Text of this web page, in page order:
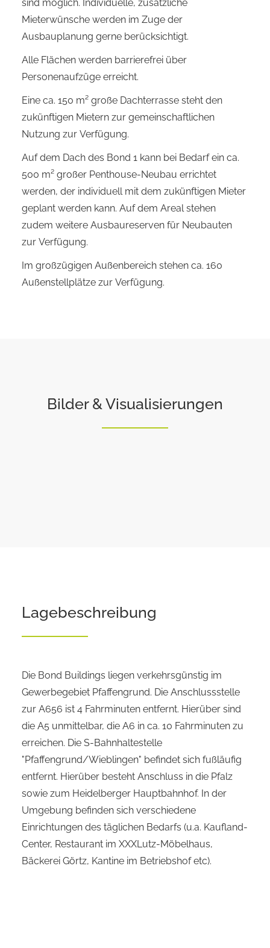
sind möglich. Individuelle, zusätzliche
Mieterwünsche werden im Zuge der
Ausbauplanung gerne berücksichtigt.
Alle Flächen werden barrierefrei über
Personenaufzüge erreicht.
Eine ca. 150 m² große Dachterrasse steht den
zukünftigen Mietern zur gemeinschaftlichen
Nutzung zur Verfügung.
Auf dem Dach des Bond 1 kann bei Bedarf ein ca.
500 m² großer Penthouse-Neubau errichtet
werden, der individuell mit dem zukünftigen Mieter
geplant werden kann. Auf dem Areal stehen
zudem weitere Ausbaureserven für Neubauten
zur Verfügung.
Im großzügigen Außenbereich stehen ca. 160
Außenstellplätze zur Verfügung.
Bilder & Visualisierungen
Lagebeschreibung
Die Bond Buildings liegen verkehrsgünstig im
Gewerbegebiet Pfaffengrund. Die Anschlussstelle
zur A656 ist 4 Fahrminuten entfernt. Hierüber sind
die A5 unmittelbar, die A6 in ca. 10 Fahrminuten zu
erreichen. Die S-Bahnhaltestelle
"Pfaffengrund/Wieblingen" befindet sich fußläufig
entfernt. Hierüber besteht Anschluss in die Pfalz
sowie zum Heidelberger Hauptbahnhof. In der
Umgebung befinden sich verschiedene
Einrichtungen des täglichen Bedarfs (u.a. Kaufland-
Center, Restaurant im XXXLutz-Möbelhaus,
Bäckerei Görtz, Kantine im Betriebshof etc).